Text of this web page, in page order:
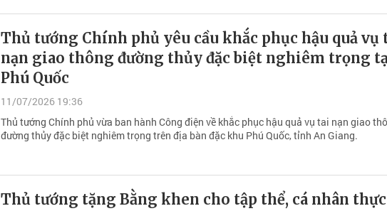
Thủ tướng Chính phủ yêu cầu khắc phục hậu quả vụ
nạn giao thông đường thủy đặc biệt nghiêm trọng
Phú Quốc
11/07/2026 19:36
Thủ tướng Chính phủ vừa ban hành Công điện về khắc phục hậu quả vụ tai nạn giao
đường thủy đặc biệt nghiêm trọng trên địa bàn đặc khu Phú Quốc, tỉnh An Giang.
Thủ tướng tặng Bằng khen cho tập thể, cá nhân thực